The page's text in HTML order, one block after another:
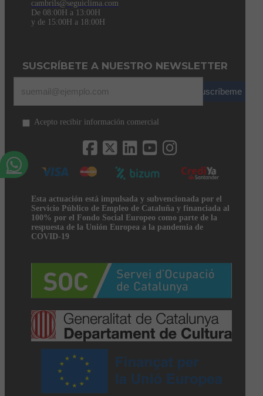
cambrils@seguiclima.com
De 08:00H a 13:00H
y de 15:00H a 18:00H
SUSCRÍBETE A NUESTRO NEWSLETTER
Suscríbeme
Acepto recibir información comercial
Esta actuación está impulsada y subvencionada por el
Servicio Público de Empleo de Cataluña y financiada al
100% por el Fondo Social Europeo como parte de la
respuesta de la Unión Europea a la pandemia de
COVID-19